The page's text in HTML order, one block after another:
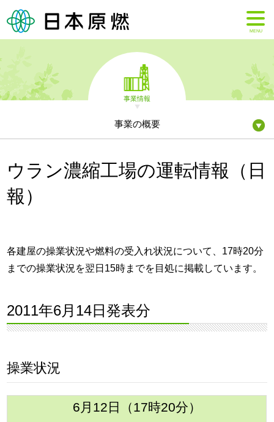
MENU
事業情報
事業の概要
ウラン濃縮工場の運転情報（日
報）
各建屋の操業状況や燃料の受入れ状況について、17時20分
までの操業状況を翌日15時までを目処に掲載しています。
2011年6月14日発表分
操業状況
6月12日（17時20分）